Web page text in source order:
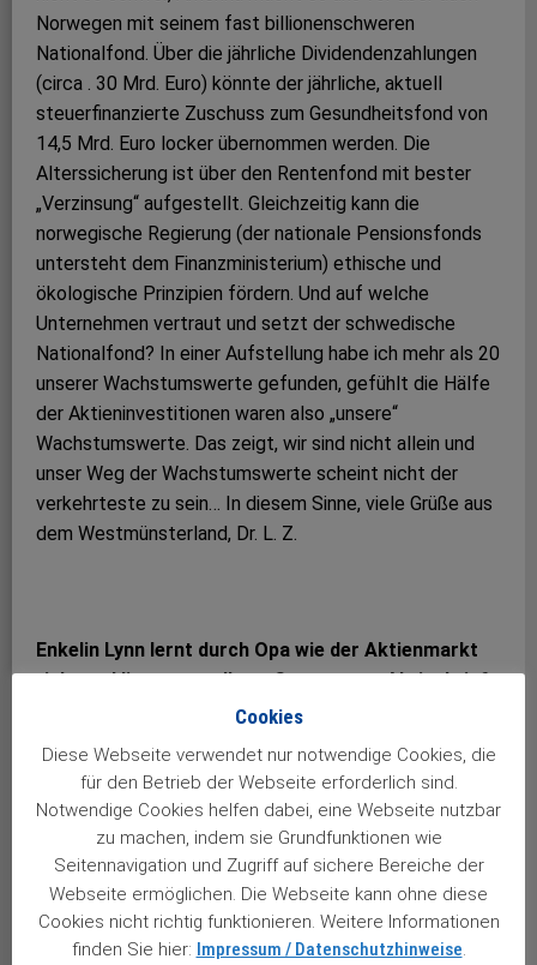
Norwegen mit seinem fast billionenschweren
Nationalfond. Über die jährliche Dividendenzahlungen
(circa . 30 Mrd. Euro) könnte der jährliche, aktuell
steuerfinanzierte Zuschuss zum Gesundheitsfond von
14,5 Mrd. Euro locker übernommen werden. Die
Alterssicherung ist über den Rentenfond mit bester
„Verzinsung“ aufgestellt. Gleichzeitig kann die
norwegische Regierung (der nationale Pensionsfonds
untersteht dem Finanzministerium) ethische und
ökologische Prinzipien fördern. Und auf welche
Unternehmen vertraut und setzt der schwedische
Nationalfond? In einer Aufstellung habe ich mehr als 20
unserer Wachstumswerte gefunden, gefühlt die Hälfe
der Aktieninvestitionen waren also „unsere“
Wachstumswerte. Das zeigt, wir sind nicht allein und
unser Weg der Wachstumswerte scheint nicht der
verkehrteste zu sein… In diesem Sinne, viele Grüße aus
dem Westmünsterland, Dr. L. Z.
Enkelin Lynn lernt durch Opa wie der Aktienmarkt
tickt und liest gerne Ihren Stuttgarter Aktienbrief
Veranstaltung in Hamburger war meine Enkelin Lynn
jüngste Teilnehmerin mit 14 Jahren. Sie konnte Herrn
Brandmaier’s Frage nach einer freiwilligen Teilnahme
mit ja beantworten. Sie lernt durch Opa wie der
Aktienmarkt tickt und liest gerne Ihren Stuttgarter
Aktienbrief. Nicht nur Mathematik ist ihr Hobby
sondern auch Zeichnen. Bulle und Bär wurden hier
Cookies
Diese Webseite verwendet nur notwendige Cookies, die
für den Betrieb der Webseite erforderlich sind.
Notwendige Cookies helfen dabei, eine Webseite nutzbar
zu machen, indem sie Grundfunktionen wie
Seitennavigation und Zugriff auf sichere Bereiche der
Webseite ermöglichen. Die Webseite kann ohne diese
Cookies nicht richtig funktionieren. Weitere Informationen
finden Sie hier: Impressum / Datenschutzhinweise